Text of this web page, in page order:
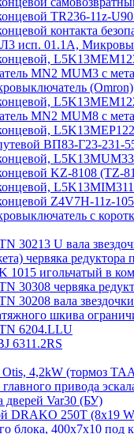
TR236-11z-U90
контакта
исп. 01.1А,
MN2 MUM3 с
(Omron)
MN2 MUM8 с
ВП83-Г23-231-
KZ-8108 (TZ-
Z4V7H-11z-
с
30213 U вала
червяка редуктора
игольчатый в
30308 червяка
30208 вала
шкива
6204.LLU
6311.2RS
Otis, 4,2kW (тормоз
привода
дверей Var30 (БУ)
DRAKO 250T (8x19
блока, 400х7х10 под